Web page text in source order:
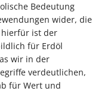
Bedeutung
wider, die
hierfür ist der
für Erdöl
wir in der
verdeutlichen,
für Wert und